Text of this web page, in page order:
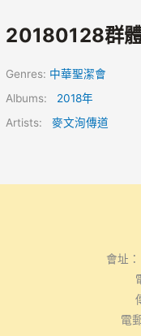
20180128群
Genres: 中華聖潔會
Albums: 2018年
Artists:麥文洵傳道
會址
電